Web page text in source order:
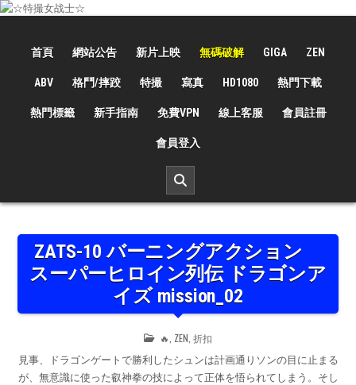
Skip
首頁 網站公告 新片上映 無碼破解 GIGA ZEN
ABV 格鬥/摔跤 特撮 寫真 HD1080 熱門下載
熱門標籤 新手指南 免費VPN 線上客服 會員註冊
會員登入
ZATS-10 バーニングアクション
スーパーヒロイン列伝 ドラゴンア
イズ mission_02
POSTED
IN
🔥 ZEN 折扣
見事、ドラゴンゲートで勝利したシュンは計画通りソンの目に止まる
が、無意識に使った叡神拳の技によって正体を悟られてしまう。そし